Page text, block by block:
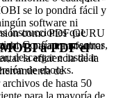
se lo pondrá fácil y
software ni
instrucciones que
Confía en nosotros,
descargar e instalar
de ebooks.
como PDF GURU
para transformar
la eficiencia de la
de
de hasta 50
a PDF el